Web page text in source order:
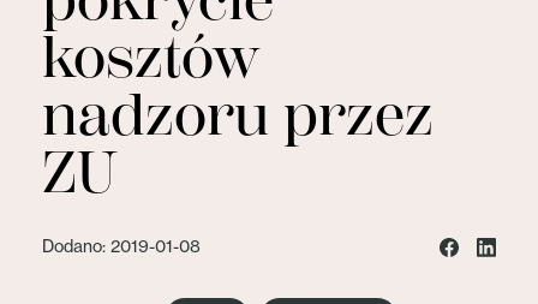
kosztów
nadzoru przez
ZU
Dodano: 2019-01-08